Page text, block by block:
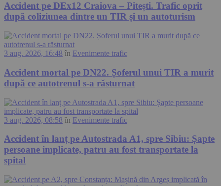
Accident pe DEx12 Craiova – Pitești. Trafic oprit
după coliziunea dintre un TIR și un autoturism
3 aug. 2026, 16:48 în Evenimente trafic
Accident mortal pe DN22. Șoferul unui TIR a murit
după ce autotrenul s-a răsturnat
3 aug. 2026, 08:58 în Evenimente trafic
Accident în lanț pe Autostrada A1, spre Sibiu: Șapte
persoane implicate, patru au fost transportate la
spital